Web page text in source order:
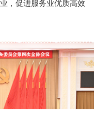
，促进服务业优质高效